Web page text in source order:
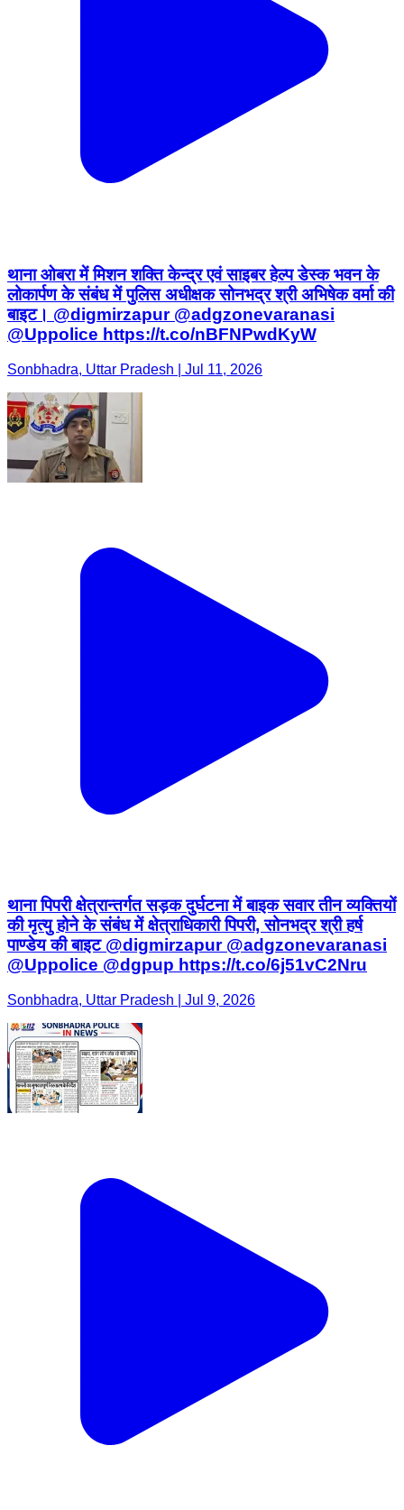
थाना ओबरा में मिशन शक्ति केन्द्र एवं साइबर हेल्प डेस्क भवन के
लोकार्पण के संबंध में पुलिस अधीक्षक सोनभद्र श्री अभिषेक वर्मा की
बाइट। @digmirzapur @adgzonevaranasi
@Uppolice https://t.co/nBFNPwdKyW
Sonbhadra, Uttar Pradesh | Jul 11, 2026
थाना पिपरी क्षेत्रान्तर्गत सड़क दुर्घटना में बाइक सवार तीन व्यक्तियों
की मृत्यु होने के संबंध में क्षेत्राधिकारी पिपरी, सोनभद्र श्री हर्ष
पाण्डेय की बाइट @digmirzapur @adgzonevaranasi
@Uppolice @dgpup https://t.co/6j51vC2Nru
Sonbhadra, Uttar Pradesh | Jul 9, 2026